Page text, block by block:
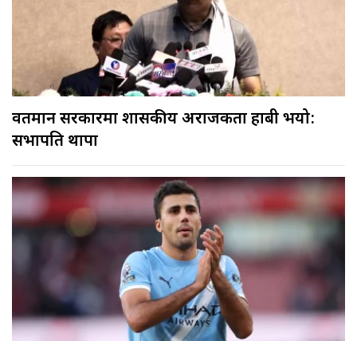
वर्तमान सरकारमा शासकीय अराजकता हाबी भयो:
सभापति थापा